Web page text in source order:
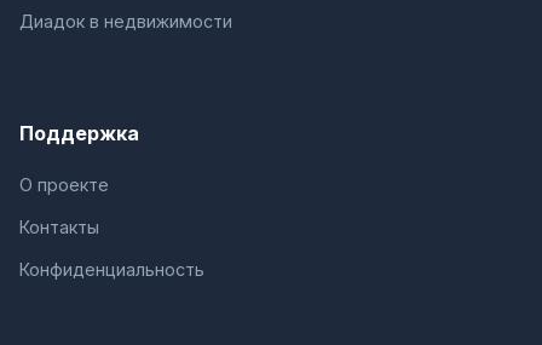
Диадок в недвижимости
Поддержка
О проекте
Контакты
Конфиденциальность